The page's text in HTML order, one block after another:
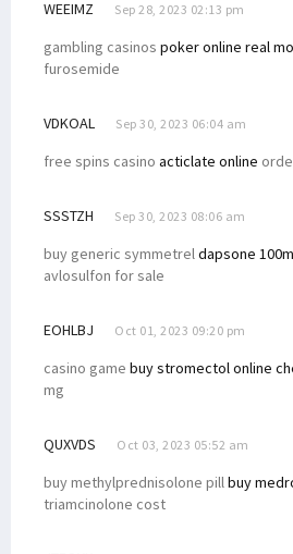
WEEIMZ Sep 28, 2023 02:13 pm
gambling casinos poker online real
furosemide
VDKOAL Sep 30, 2023 06:04 am
free spins casino acticlate online
SSSTZH Sep 30, 2023 08:06 am
buy generic symmetreldapsone
avlosulfon for sale
EOHLBJ Oct 01, 2023 09:20 pm
casino game buy stromectol online
mg
QUXVDS Oct 03, 2023 05:52 am
buy methylprednisolone pillbuy
triamcinolone cost